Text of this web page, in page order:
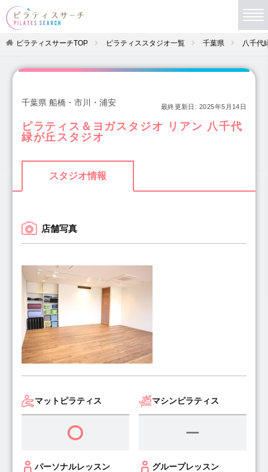
ピラティスサーチTOP ピラティススタジオ一覧 千葉県 八千代
千葉県 船橋・市川・浦安 最終更新日: 2025年5月14日
ピラティス＆ヨガスタジオ リアン 八千代
緑が丘スタジオ
スタジオ情報
店舗写真
マットピラティス マシンピラティス
パーソナルレッスン グループレッスン